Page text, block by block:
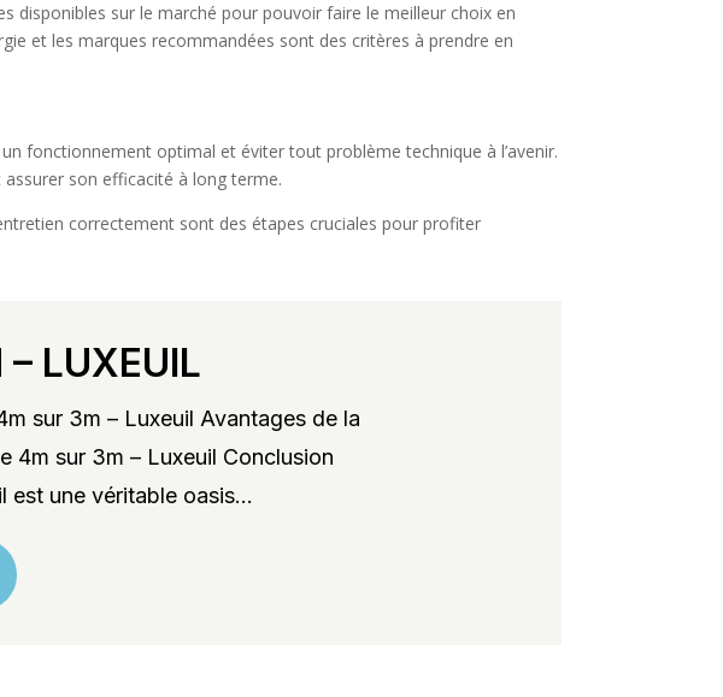
sur le marché pour pouvoir faire le meilleur choix en
et les marques recommandées sont des critères à prendre en
fonctionnement optimal et éviter tout problème technique à l’avenir.
son efficacité à long terme.
correctement sont des étapes cruciales pour profiter
LUXEUIL
sur 3m – Luxeuil Avantages de la
4m sur 3m – Luxeuil Conclusion
est une véritable oasis...